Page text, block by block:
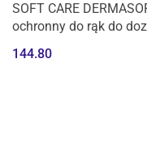
SOFT CARE
ochronny do rąk do
144.80